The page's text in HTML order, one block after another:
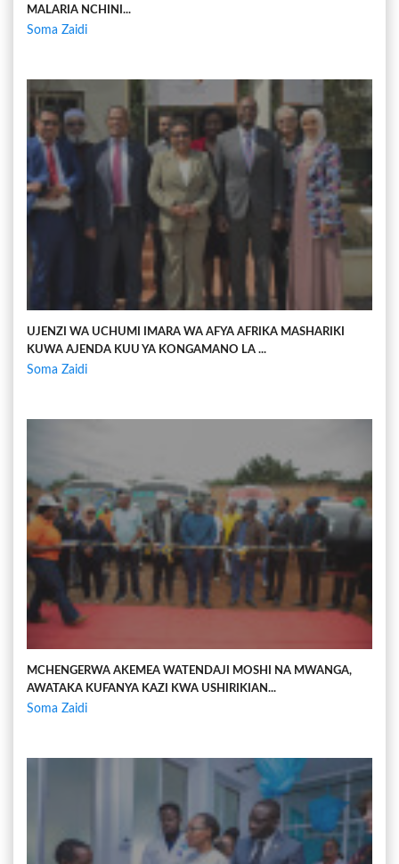
MALARIA NCHINI...
Soma Zaidi
UJENZI WA UCHUMI IMARA WA AFYA AFRIKA MASHARIKI
KUWA AJENDA KUU YA KONGAMANO LA ...
Soma Zaidi
MCHENGERWA AKEMEA WATENDAJI MOSHI NA MWANGA,
AWATAKA KUFANYA KAZI KWA USHIRIKIAN...
Soma Zaidi